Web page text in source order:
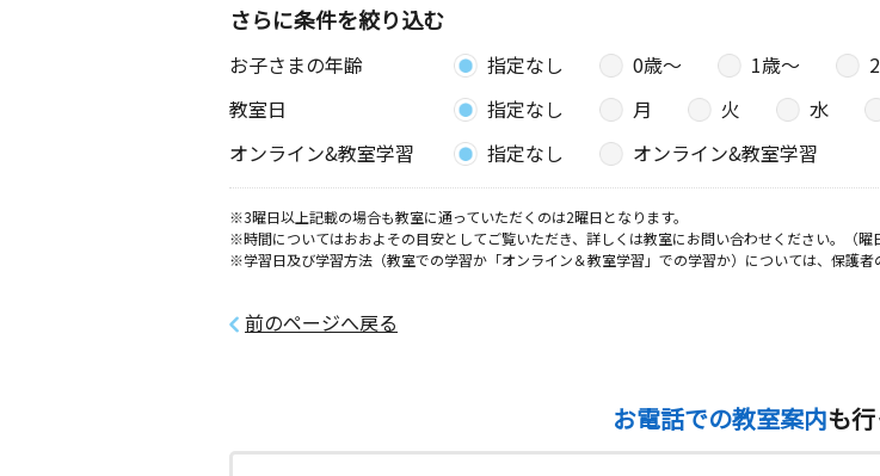
さらに条件を絞り込む
お子さまの年齢 指定なし 0歳〜 1歳〜
教室日
指定なし 月 火 水
オンライン&教室学習
指定なし オンライン&教室学習
※3曜日以上記載の場合も教室に通っていただくのは2曜日となります。
※時間についてはおおよその目安としてご覧いただき、詳しくは教室にお問い合わせください。（曜
※学習日及び学習方法（教室での学習か「オンライン＆教室学習」での学習か）については、保護者
前のページへ戻る
お電話での教室案内も